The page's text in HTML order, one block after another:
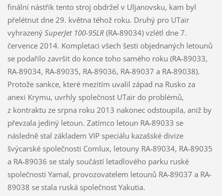
finální nástřik tento stroj obdržel v Uljanovsku, kam byl
přelétnut dne 29. května téhož roku. Druhý pro UTair
vyhrazený SuperJet 100-95LR(RA-89034) vzlétl dne 7.
července 2014. Kompletaci všech šesti objednaných letounů
se podařilo završit do konce toho samého roku (RA-89033,
RA-89034, RA-89035, RA-89036, RA-89037 a RA-89038).
Protože sankce, které mezitím uvalil západ na Rusko za
anexi Krymu, uvrhly společnost UTair do problémů,
z kontraktu ze srpna roku 2013 nakonec odstoupila, aniž by
převzala jediný letoun. Zatímco letoun RA-89033 se
následně stal základem VIP speciálu kazašské divize
švýcarské společnosti Comlux, letouny RA-89034, RA-89035
a RA-89036 se staly součástí letadlového parku ruské
společnosti Yamal, provozovatelem letounů RA-89037 a RA-
89038 se stala ruská společnost Yakutia.